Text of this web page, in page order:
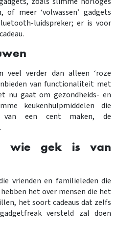
meer ‘volwassen’ gadgets
luidspreker; er is voor
veel verder dan alleen ‘roze
van functionaliteit met
nu gaat om gezondheids- en
keukenhulpmiddelen die
een cent maken, de
wie gek is van
vrienden en familieleden die
het over mensen die het
het soort cadeaus dat zelfs
versteld zal doen